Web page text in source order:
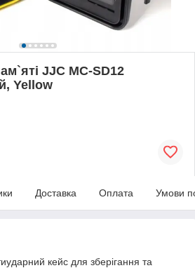
JJC MC-SD12
Yellow
Доставка Оплата Умови
кейс для зберігання та